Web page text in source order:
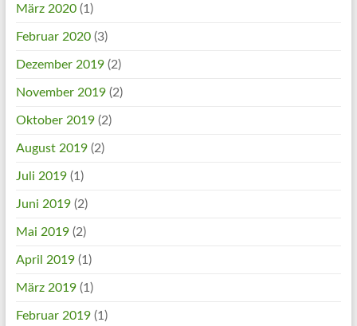
März 2020(1)
Februar 2020(3)
Dezember 2019(2)
November 2019(2)
Oktober 2019(2)
August 2019(2)
Juli 2019(1)
Juni 2019(2)
Mai 2019(2)
April 2019(1)
März 2019(1)
Februar 2019(1)